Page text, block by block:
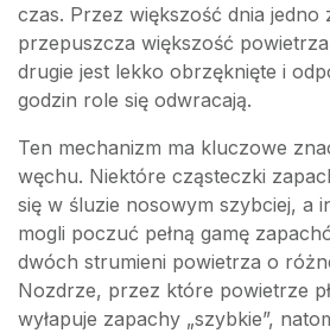
czas. Przez większość dnia jedno
przepuszcza większość
drugie jest lekko obrzęknięte i
godzin role się odwracają.
Ten mechanizm ma kluczowe
węchu. Niektóre cząsteczki
się w śluzie nosowym szybciej, a
mogli poczuć pełną gamę
dwóch strumieni powietrza o
Nozdrze, przez które powietrze
wyłapuje zapachy „szybkie”,